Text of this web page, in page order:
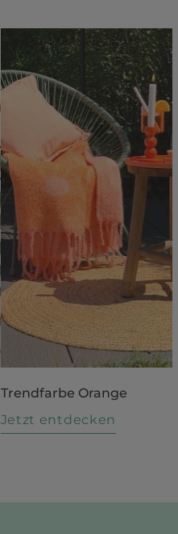
Trendfarbe Orange
Jetzt entdecken